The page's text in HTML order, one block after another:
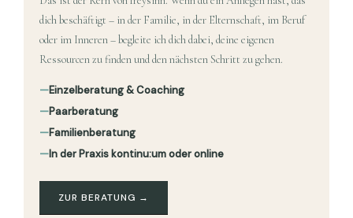
dich beschäftigt – in der Familie, in der Elternschaft, im Beruf
oder im Inneren – begleite ich dich dabei, deine eigenen
Ressourcen zu finden und den nächsten Schritt zu gehen.
—Einzelberatung & Coaching
—Paarberatung
—Familienberatung
—In der Praxis kontinu:um oder online
ZUR BERATUNG →